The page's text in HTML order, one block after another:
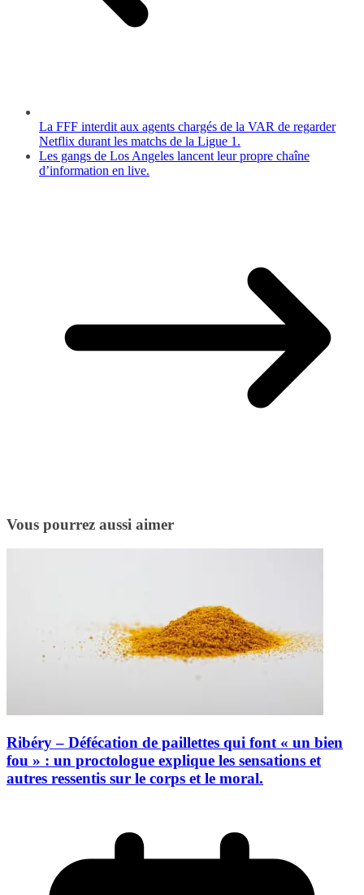
La FFF interdit aux agents chargés de la VAR de regarder
Netflix durant les matchs de la Ligue 1.
Les gangs de Los Angeles lancent leur propre chaîne
d’information en live.
Vous pourrez aussi aimer
Ribéry – Défécation de paillettes qui font « un bien
fou » : un proctologue explique les sensations et
autres ressentis sur le corps et le moral.